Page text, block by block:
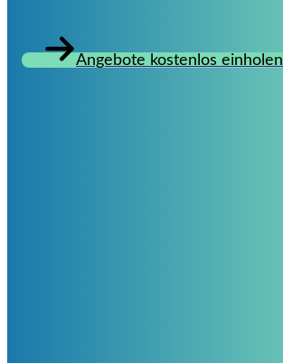
Angebote kostenlos einholen